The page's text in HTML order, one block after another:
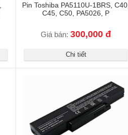
Pin Toshiba PA5110U-1BRS, C40,
C45, C50, PA5026, P
Giá bán: 300,000 đ
Chi tiết